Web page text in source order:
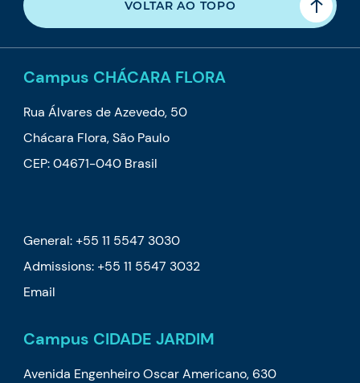
VOLTAR AO TOPO
Campus CHÁCARA FLORA
Rua Álvares de Azevedo, 50
Chácara Flora, São Paulo
CEP: 04671-040 Brasil
General: +55 11 5547 3030
Admissions: +55 11 5547 3032
Email
Campus CIDADE JARDIM
Avenida Engenheiro Oscar Americano, 630